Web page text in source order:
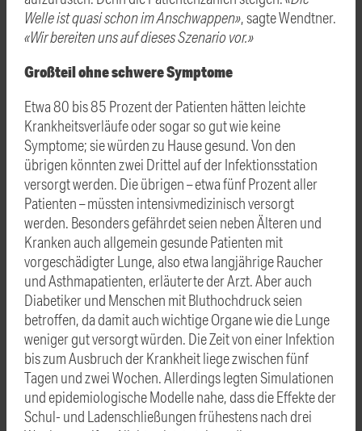
Welle ist quasi schon im Anschwappen», sagte Wendtner.
«Wir bereiten uns auf dieses Szenario vor.»
Großteil ohne schwere Symptome
Etwa 80 bis 85 Prozent der Patienten hätten leichte
Krankheitsverläufe oder sogar so gut wie keine
Symptome; sie würden zu Hause gesund. Von den
übrigen könnten zwei Drittel auf der Infektionsstation
versorgt werden. Die übrigen – etwa fünf Prozent aller
Patienten – müssten intensivmedizinisch versorgt
werden. Besonders gefährdet seien neben Älteren und
Kranken auch allgemein gesunde Patienten mit
vorgeschädigter Lunge, also etwa langjährige Raucher
und Asthmapatienten, erläuterte der Arzt. Aber auch
Diabetiker und Menschen mit Bluthochdruck seien
betroffen, da damit auch wichtige Organe wie die Lunge
weniger gut versorgt würden. Die Zeit von einer Infektion
bis zum Ausbruch der Krankheit liege zwischen fünf
Tagen und zwei Wochen. Allerdings legten Simulationen
und epidemiologische Modelle nahe, dass die Effekte der
Schul- und Ladenschließungen frühestens nach drei